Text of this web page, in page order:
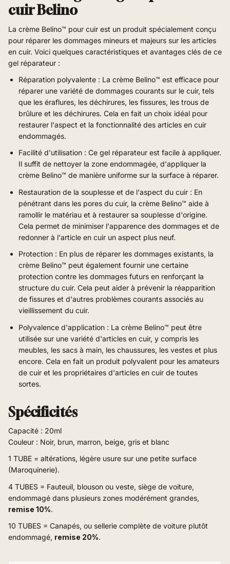
cuir Belino
La crème Belino™ pour cuir est un produit spécialement conçu
pour réparer les dommages mineurs et majeurs sur les articles
en cuir. Voici quelques caractéristiques et avantages clés de ce
gel réparateur :
Réparation polyvalente : La crème Belino™ est efficace pour
réparer une variété de dommages courants sur le cuir, tels
que les éraflures, les déchirures, les fissures, les trous de
brûlure et les déchirures. Cela en fait un choix idéal pour
restaurer l'aspect et la fonctionnalité des articles en cuir
endommagés.
Facilité d'utilisation : Ce gel réparateur est facile à appliquer.
Il suffit de nettoyer la zone endommagée, d'appliquer la
crème Belino™ de manière uniforme sur la surface à réparer.
Restauration de la souplesse et de l'aspect du cuir : En
pénétrant dans les pores du cuir, la crème Belino™ aide à
ramollir le matériau et à restaurer sa souplesse d'origine.
Cela permet de minimiser l'apparence des dommages et de
redonner à l'article en cuir un aspect plus neuf.
Protection : En plus de réparer les dommages existants, la
crème Belino™ peut également fournir une certaine
protection contre les dommages futurs en renforçant la
structure du cuir. Cela peut aider à prévenir la réapparition
de fissures et d'autres problèmes courants associés au
vieillissement du cuir.
Polyvalence d'application : La crème Belino™ peut être
utilisée sur une variété d'articles en cuir, y compris les
meubles, les sacs à main, les chaussures, les vestes et plus
encore. Cela en fait un produit polyvalent pour les amateurs
de cuir et les propriétaires d'articles en cuir de toutes
sortes.
Spécificités
Capacité : 20ml
Couleur : Noir, brun, marron, beige, gris et blanc
1 TUBE = altérations, légère usure sur une petite surface
(Maroquinerie).
4 TUBES = Fauteuil, blouson ou veste, siège de voiture,
endommagé dans plusieurs zones modérément grandes,
remise 10%.
10 TUBES = Canapés, ou sellerie complète de voiture plutôt
endommagé, remise 20%.